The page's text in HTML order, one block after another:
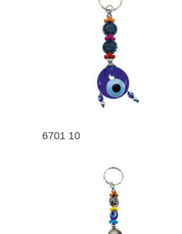
6701 10